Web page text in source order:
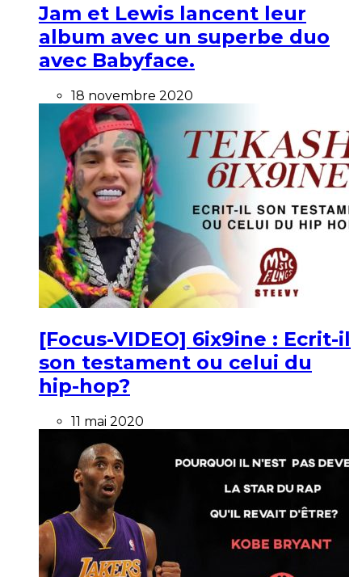
Jam et Lewis lancent leur
album avec un superbe duo
avec Babyface.
18 novembre 2020
[Focus-VIDEO] 6ix9ine : Ecrit-il
son testament ou celui du
hip-hop?
11 mai 2020